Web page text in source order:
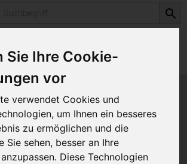
Sie Ihre Cookie-
vor
verwendet Cookies und
um Ihnen ein besseres
zu ermöglichen und die
Sie sehen, besser an Ihre
Diese Technologien
frische Milchprodukte
der Käsetheke
Gouda
Art" nicht verfügbar.
gesuchte Produkt ist leider zur Zeit